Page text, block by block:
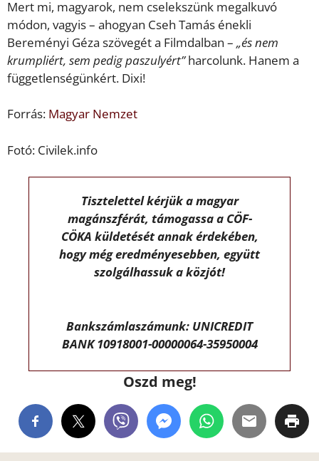
Mert mi, magyarok, nem cselekszünk megalkuvó
módon, vagyis – ahogyan Cseh Tamás énekli
Bereményi Géza szövegét a Filmdalban – „és nem
krumpliért, sem pedig paszulyért”harcolunk. Hanem a
függetlenségünkért. Dixi!
Forrás: Magyar Nemzet
Fotó: Civilek.info
Tisztelettel kérjük a magyar
magánszférát, támogassa a CÖF-
CÖKA küldetését annak érdekében,
hogy még eredményesebben, együtt
szolgálhassuk a közjót!
Bankszámlaszámunk: UNICREDIT
BANK 10918001-00000064-35950004
Oszd meg!